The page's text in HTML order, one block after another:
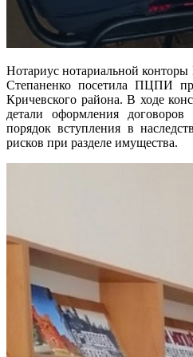
Нотариус нотариальной конторы
Степаненко посетила ПЦПИ
Кричевского района. В ходе
детали оформления
порядок вступления в
рисков при разделе имущества.